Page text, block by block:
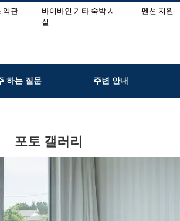
약관
바이바인 기타 숙박 시
설
펜션 지원
하는 질문 주변 안내
포토 갤러리